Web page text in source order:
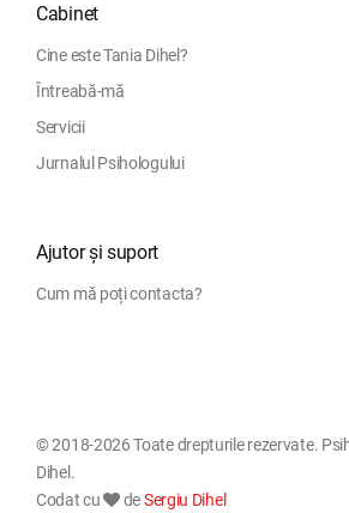
Cabinet
Cine este Tania Dihel?
Întreabă-mă
Servicii
Jurnalul Psihologului
Ajutor și suport
Cum mă poți contacta?
© 2018-2026 Toate drepturile rezervate.
Dihel.
Codat cu
deSergiu Dihel